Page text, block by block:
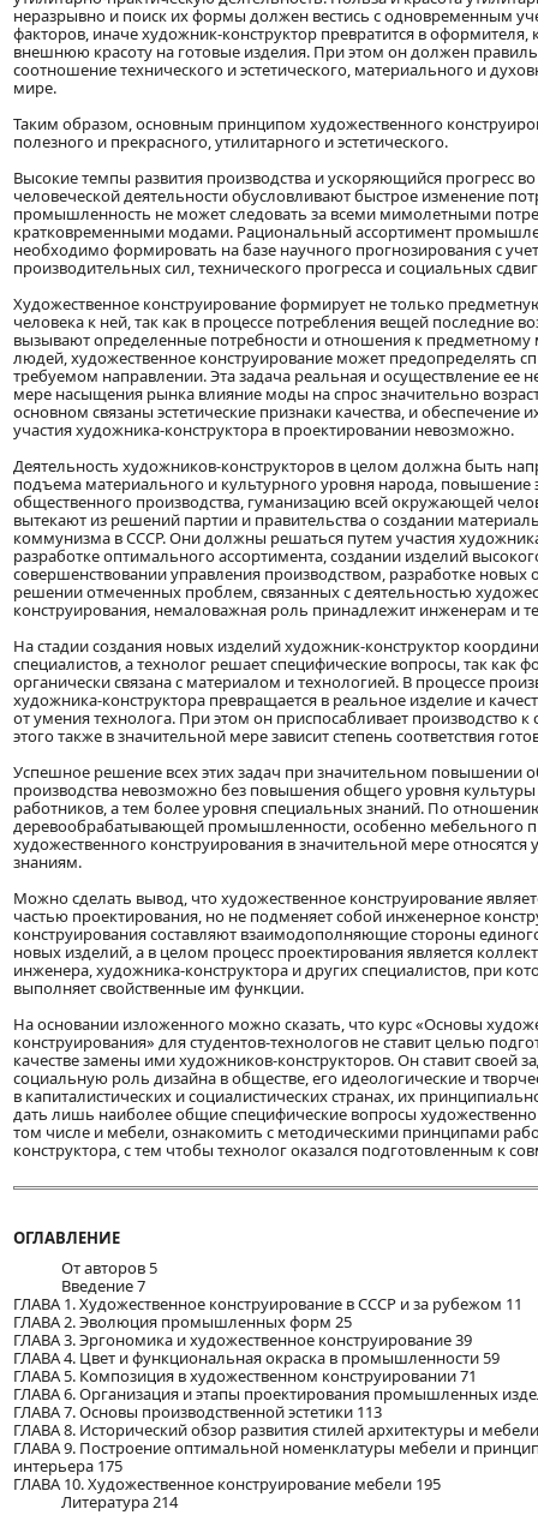
неразрывно и поиск их формы должен вестись с одновременным
факторов, иначе художник-конструктор превратится в
внешнюю красоту на готовые изделия. При этом он должен
соотношение технического и эстетического, материального и
мире.
Таким образом, основным принципом художественного
полезного и прекрасного, утилитарного и эстетического.
Высокие темпы развития производства и ускоряющийся прогресс во
человеческой деятельности обусловливают быстрое изменение
промышленность не может следовать за всеми мимолетными
кратковременными модами. Рациональный ассортимент
необходимо формировать на базе научного прогнозирования с
производительных сил, технического прогресса и социальных
Художественное конструирование формирует не только
человека к ней, так как в процессе потребления вещей последние
вызывают определенные потребности и отношения к предметному
людей, художественное конструирование может предопределять
требуемом направлении. Эта задача реальная и осуществление ее
мере насыщения рынка влияние моды на спрос значительно
основном связаны эстетические признаки качества, и обеспечение
участия художника-конструктора в проектировании невозможно.
Деятельность художников-конструкторов в целом должна быть
подъема материального и культурного уровня народа, повышение
общественного производства, гуманизацию всей окружающей
вытекают из решений партии и правительства о создании
коммунизма в СССР. Они должны решаться путем участия
разработке оптимального ассортимента, создании изделий
совершенствовании управления производством, разработке новых
решении отмеченных проблем, связанных с деятельностью
конструирования, немаловажная роль принадлежит инженерам и
На стадии создания новых изделий художник-конструктор
специалистов, а технолог решает специфические вопросы, так как
органически связана с материалом и технологией. В процессе
художника-конструктора превращается в реальное изделие и
от умения технолога. При этом он приспосабливает производство
этого также в значительной мере зависит степень соответствия
Успешное решение всех этих задач при значительном повышении
производства невозможно без повышения общего уровня культуры
работников, а тем более уровня специальных знаний. По
деревообрабатывающей промышленности, особенно мебельного
художественного конструирования в значительной мере
знаниям.
Можно сделать вывод, что художественное конструирование
частью проектирования, но не подменяет собой инженерное
конструирования составляют взаимодополняющие стороны
новых изделий, а в целом процесс проектирования является
инженера, художника-конструктора и других специалистов, при
выполняет свойственные им функции.
На основании изложенного можно сказать, что курс «Основы
конструирования» для студентов-технологов не ставит целью
качестве замены ими художников-конструкторов. Он ставит своей
социальную роль дизайна в обществе, его идеологические и
в капиталистических и социалистических странах, их
дать лишь наиболее общие специфические вопросы
том числе и мебели, ознакомить с методическими принципами
конструктора, с тем чтобы технолог оказался подготовленным к
ОГЛАВЛЕНИЕ
От авторов 5
Введение 7
ГЛАВА 1. Художественное конструирование в СССР и за рубежом 11
ГЛАВА 2. Эволюция промышленных форм 25
ГЛАВА 3. Эргономика и художественное конструирование 39
ГЛАВА 4. Цвет и функциональная окраска в промышленности 59
ГЛАВА 5. Композиция в художественном конструировании 71
ГЛАВА 6. Организация и этапы проектирования промышленных
ГЛАВА 7. Основы производственной эстетики 113
ГЛАВА 8. Исторический обзор развития стилей архитектуры и
ГЛАВА 9. Построение оптимальной номенклатуры мебели и
интерьера 175
ГЛАВА 10. Художественное конструирование мебели 195
Литература 214